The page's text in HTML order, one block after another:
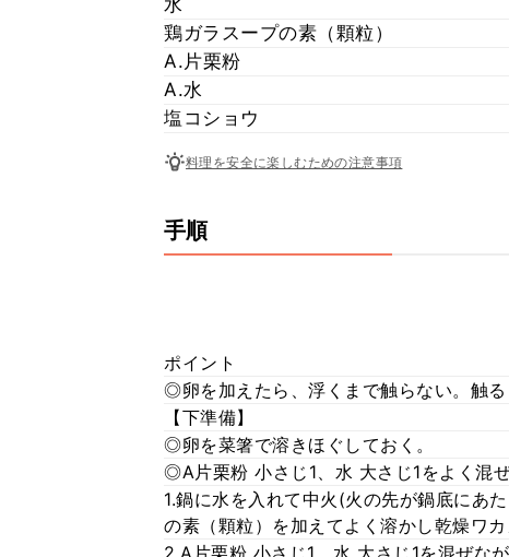
水
鶏ガラスープの素（顆粒）
A.片栗粉
A.水
塩コショウ
料理を安全に楽しむための注意事項
手順
ポイント
◎卵を加えたら、浮くまで触らない。触る
【下準備】
◎卵を菜箸で溶きほぐしておく。
◎A片栗粉 小さじ1、水 大さじ1をよく混ぜ
1.鍋に水を入れて中火(火の先が鍋底にあ
の素（顆粒）を加えてよく溶かし乾燥ワカ
2.A片栗粉 小さじ1、水 大さじ1を混ぜな